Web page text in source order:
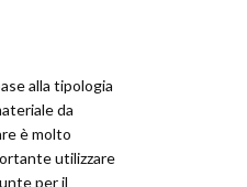
alla tipologia
da
è molto
utilizzare
per il